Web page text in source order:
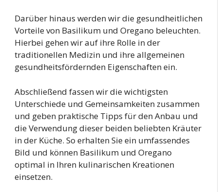
Darüber hinaus werden wir die gesundheitlichen
Vorteile von Basilikum und Oregano beleuchten.
Hierbei gehen wir auf ihre Rolle in der
traditionellen Medizin und ihre allgemeinen
gesundheitsfördernden Eigenschaften ein.
Abschließend fassen wir die wichtigsten
Unterschiede und Gemeinsamkeiten zusammen
und geben praktische Tipps für den Anbau und
die Verwendung dieser beiden beliebten Kräuter
in der Küche. So erhalten Sie ein umfassendes
Bild und können Basilikum und Oregano
optimal in Ihren kulinarischen Kreationen
einsetzen.